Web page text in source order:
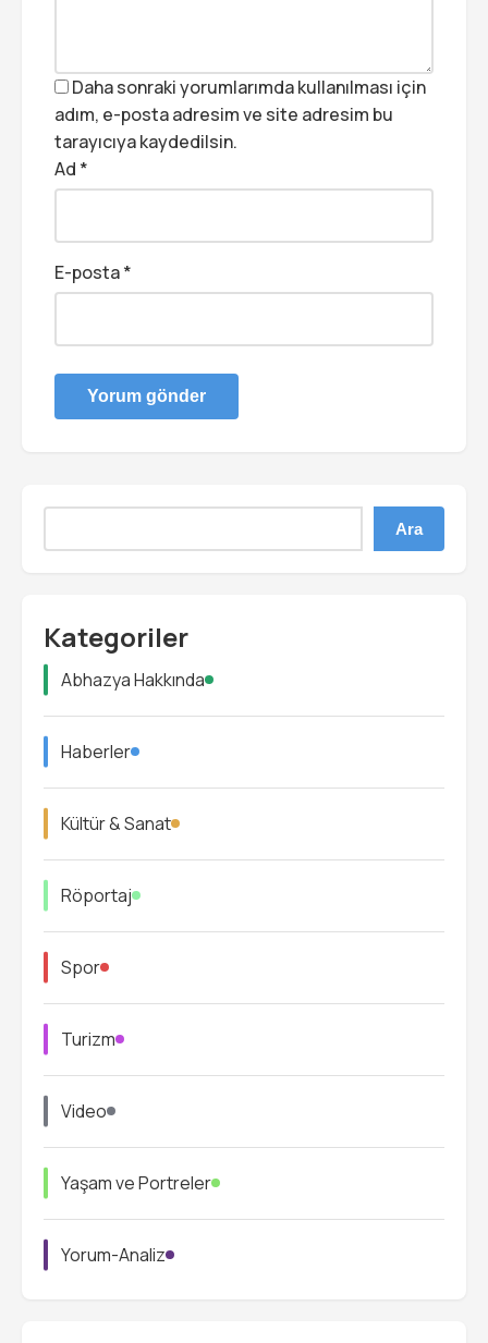
Daha sonraki yorumlarımda kullanılması için
adım, e-posta adresim ve site adresim bu
tarayıcıya kaydedilsin.
Ad *
E-posta*
Ara
Kategoriler
Abhazya Hakkında
Haberler
Kültür & Sanat
Röportaj
Spor
Turizm
Video
Yaşam ve Portreler
Yorum-Analiz